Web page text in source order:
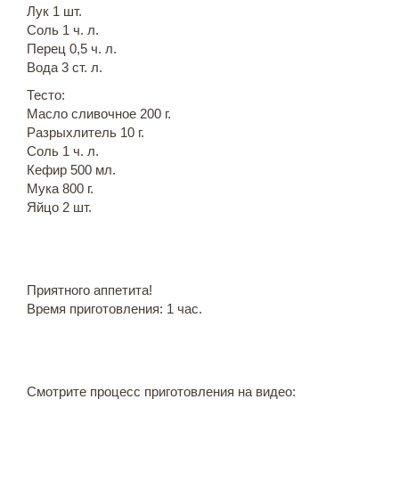
Лук 1 шт.
Соль 1 ч. л.
Перец 0,5 ч. л.
Вода 3 ст. л.
Тесто:
Масло сливочное 200 г.
Разрыхлитель 10 г.
Соль 1 ч. л.
Кефир 500 мл.
Мука 800 г.
Яйцо 2 шт.
Приятного аппетита!
Время приготовления: 1 час.
Смотрите процесс приготовления на видео: